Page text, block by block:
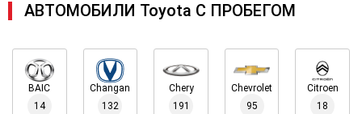
АВТОМОБИЛИ Toyota С ПРОБЕГОМ
BAIC
14
Changan
132
Chery
191
Chevrolet
95
Citroen
18